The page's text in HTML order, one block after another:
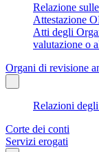
Relazione
Attestazione
Atti degli
valutazione o
Organi di revisione
Relazioni
Corte dei conti
Servizi erogati